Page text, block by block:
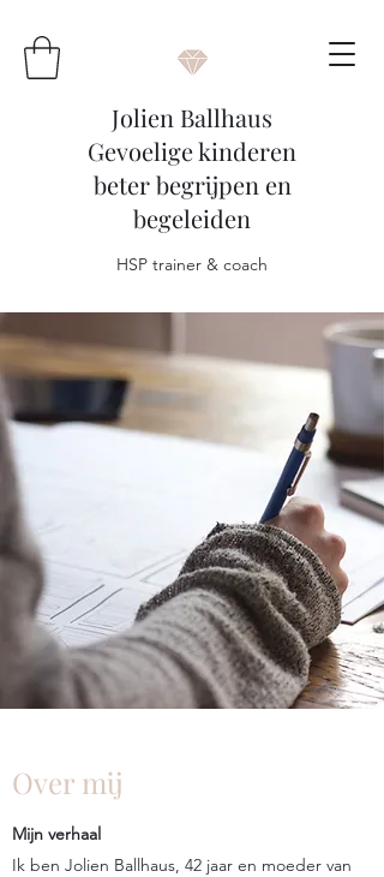
Jolien Ballhaus
Gevoelige kinderen
beter begrijpen en
begeleiden
HSP trainer & coach
Over mij
Mijn verhaal
Ik ben Jolien Ballhaus, 42 jaar en moeder van